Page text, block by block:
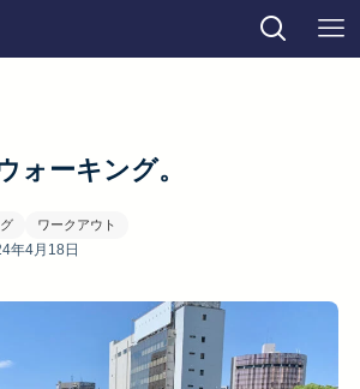
ォーキング。
ワークアウト
年4月18日